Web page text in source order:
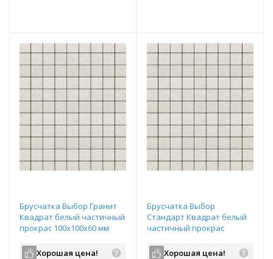
Брусчатка Выбор Гранит
Квадрат белый частичный
прокрас 100х100х60 мм
Хорошая цена!
Брусчатка Выбор
Стандарт Квадрат белый
частичный прокрас
Хорошая цена!